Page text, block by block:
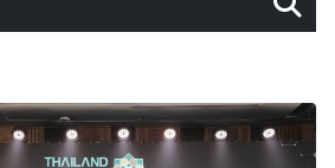
ฟร์ 4 ภาค @ภาคกลาง “มนต์เสน่ห์เกษตร
หานคร” ชวนชิม ช้อป สินค้าเกษตร